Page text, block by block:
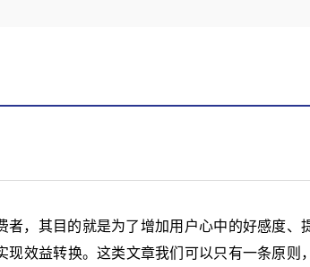
，其目的就是为了增加用户心中的好感度、
效益转换。这类文章我们可以只有一条原则